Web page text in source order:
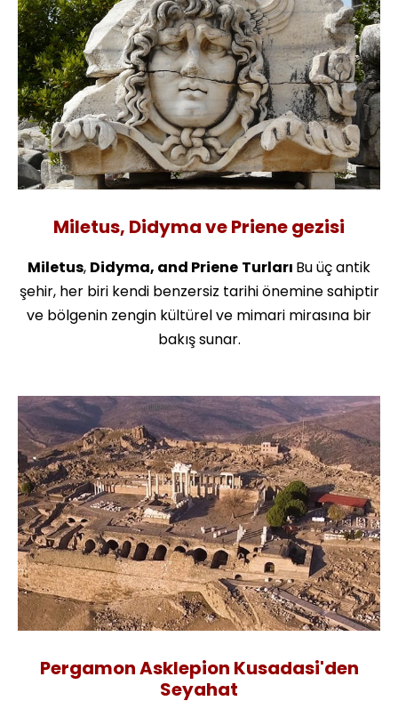
Miletus, Didyma ve Priene gezisi
Miletus, Didyma, and Priene Turları Bu üç antik
şehir, her biri kendi benzersiz tarihi önemine sahiptir
ve bölgenin zengin kültürel ve mimari mirasına bir
bakış sunar.
Pergamon Asklepion Kusadasi'den
Seyahat